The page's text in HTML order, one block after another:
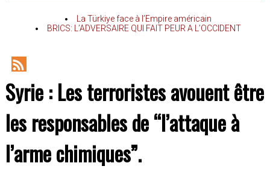
La Türkiye face à l’Empire américain
BRICS: L’ADVERSAIRE QUI FAIT PEUR A L’OCCIDENT
RSS
Feed
Syrie : Les terroristes avouent être
les responsables de “l’attaque à
l’arme chimiques”.